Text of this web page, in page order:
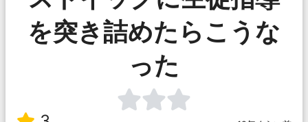
を突き詰めたらこうな
った